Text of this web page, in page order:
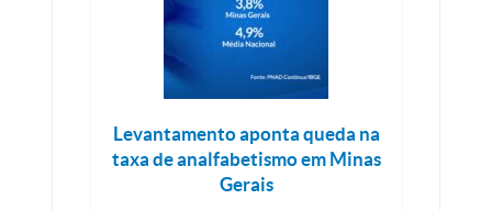
Levantamento aponta queda na
taxa de analfabetismo em Minas
Gerais